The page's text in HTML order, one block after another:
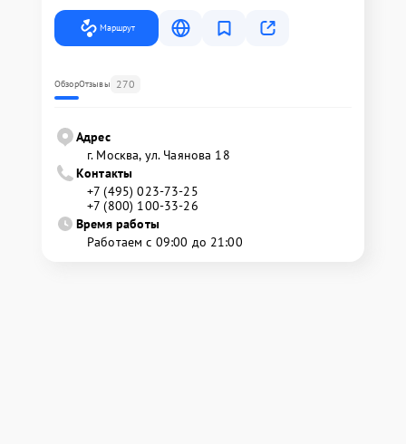
Маршрут
ОбзорОтзывы 270
Адрес
г. Москва, ул. Чаянова 18
Контакты
+7 (495) 023-73-25
+7 (800) 100-33-26
Время работы
Работаем с 09:00 до 21:00